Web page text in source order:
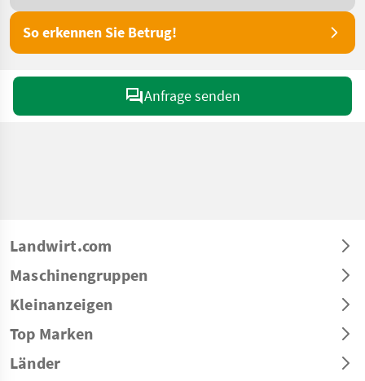
So erkennen Sie Betrug!
Anfrage senden
Landwirt.com
Maschinengruppen
Kleinanzeigen
Top Marken
Länder